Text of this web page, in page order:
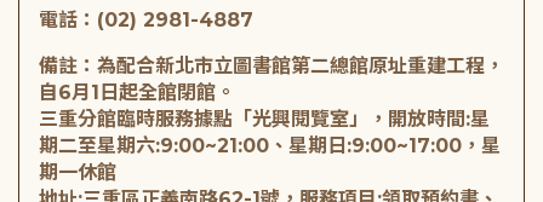
電話：(02) 2981-4887
備註：為配合新北市立圖書館第二總館原址重建工程，
自6月1日起全館閉館。
三重分館臨時服務據點「光興閱覽室」，開放時間:星
期二至星期六:9:00~21:00、星期日:9:00~17:00，星
期一休館